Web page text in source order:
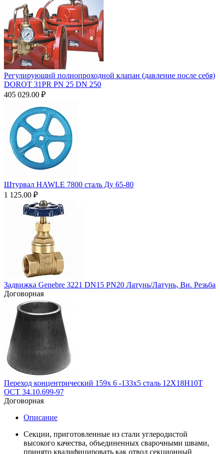
Регулирующий полнопроходной клапан (давление после себя)
DOROT 31PR PN 25 DN 250
405 029.00 ₽
Штурвал HAWLE 7800 сталь Ду 65-80
1 125.00 ₽
Задвижка Genebre 3221 DN15 PN20 Латунь/Латунь, Вн. Резьба
Договорная
Переход концентрический 159х 6 -133х5 сталь 12Х18Н10Т
ОСТ 34.10.699-97
Договорная
Описание
Секции, приготовленные из стали углеродистой
высокого качества, объединенных сварочными швами,
принято квалифицировать как отвод секционный